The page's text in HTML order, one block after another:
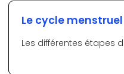
Le cycle menstruel
Les différentes étapes